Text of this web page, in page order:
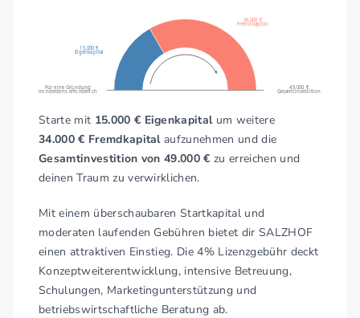
34.000 €
Fremdkapital
15.000 €
Eigenkapital
Für eine Gründung
mindestens erforderlich
49.000 €
Gesamtinvestition
Starte mit 15.000 € Eigenkapitalum weitere
34.000 € Fremdkapitalaufzunehmen und die
Gesamtinvestition von 49.000 € zu erreichen und
deinen Traum zu verwirklichen.
Mit einem überschaubaren Startkapital und
moderaten laufenden Gebühren bietet dir SALZHOF
einen attraktiven Einstieg. Die 4% Lizenzgebühr deckt
Konzeptweiterentwicklung, intensive Betreuung,
Schulungen, Marketingunterstützung und
betriebswirtschaftliche Beratung ab.